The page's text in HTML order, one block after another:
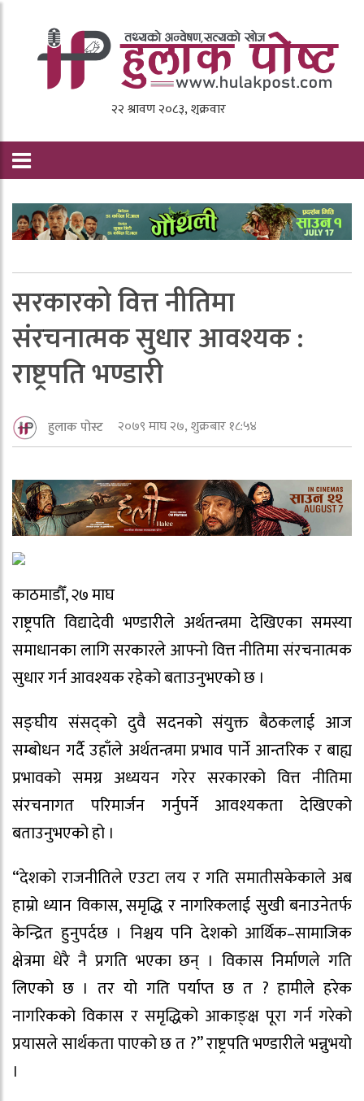
सरकारको वित्त नीतिमा
संरचनात्मक सुधार आवश्यक :
राष्ट्रपति भण्डारी
हुलाक पोस्ट २०७९ माघ २७, शुक्रबार १८:५४
काठमाडौँ, २७ माघ
राष्ट्रपति विद्यादेवी भण्डारीले अर्थतन्त्रमा देखिएका समस्या
समाधानका लागि सरकारले आफ्नो वित्त नीतिमा संरचनात्मक
सुधार गर्न आवश्यक रहेको बताउनुभएको छ ।
सङ्घीय संसद्को दुवै सदनको संयुक्त बैठकलाई आज
सम्बोधन गर्दै उहाँले अर्थतन्त्रमा प्रभाव पार्ने आन्तरिक र बाह्य
प्रभावको समग्र अध्ययन गरेर सरकारको वित्त नीतिमा
संरचनागत परिमार्जन गर्नुपर्ने आवश्यकता देखिएको
बताउनुभएको हो ।
“देशको राजनीतिले एउटा लय र गति समातीसकेकाले अब
हाम्रो ध्यान विकास, समृद्धि र नागरिकलाई सुखी बनाउनेतर्फ
केन्द्रित हुनुपर्दछ । निश्चय पनि देशको आर्थिक–सामाजिक
क्षेत्रमा धेरै नै प्रगति भएका छन् । विकास निर्माणले गति
लिएको छ । तर यो गति पर्याप्त छ त ? हामीले हरेक
नागरिकको विकास र समृद्धिको आकाङ्क्ष पूरा गर्न गरेको
प्रयासले सार्थकता पाएको छ त ?” राष्ट्रपति भण्डारीले भन्नुभयो
।